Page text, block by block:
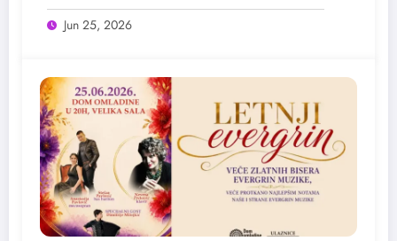
Jun 25, 2026